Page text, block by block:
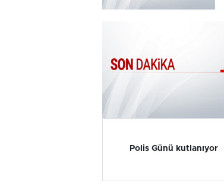
Polis Günü kutlanıyor